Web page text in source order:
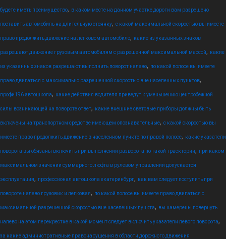
будете иметь преимущество, в каком месте на данном участке дороги вам разрешено
поставить автомобиль на длительную стоянку, с какой максимальной скоростью вы имеете
право продолжить движение на легковом автомобиле, какие из указанных знаков
разрешают движение грузовым автомобилям с разрешенной максимальной массой, какие
из указанных знаков разрешают выполнить поворот налево, по какой полосе вы имеете
право двигаться с максимально разрешенной скоростью вне населенных пунктов,
профи196 автошкола, какие действия водителя приведут к уменьшению центробежной
силы возникающей на повороте ответ, какие внешние световые приборы должны быть
включены на транспортном средстве имеющем опознавательные, с какой скоростью вы
имеете право продолжить движение в населенном пункте по правой полосе, какие указатели
поворота вы обязаны включить при выполнении разворота по такой траектории, при каком
максимальном значении суммарного люфта в рулевом управлении допускается
эксплуатация, профессионал автошкола екатеринбург, как вам следует поступить при
повороте налево грузовик и легковая, по какой полосе вы имеете право двигаться с
максимальной разрешенной скоростью вне населенных пункта, вы намерены повернуть
налево на этом перекрестке в какой момент следует включить указатели левого поворота,
за какие административные правонарушения в области дорожного движения